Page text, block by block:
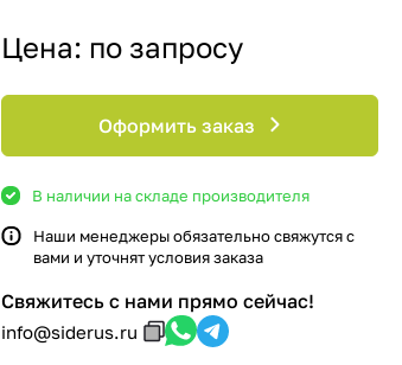
Цена: по запросу
Оформить заказ
В наличии на складе производителя
Наши менеджеры обязательно свяжутся с
вами и уточнят условия заказа
Свяжитесь с нами прямо сейчас!
info@siderus.ru